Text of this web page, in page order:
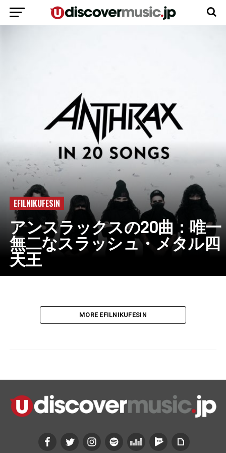
EFILNIKUFESIN
アンスラックスの20曲：唯一
無二なスラッシュ・メタル四
天王
MORE EFILNIKUFESIN